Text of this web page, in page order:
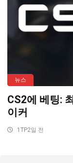
뉴스
CS2에 베팅:
이커
1TP2일 전